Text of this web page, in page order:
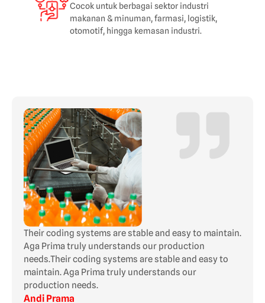
Cocok untuk berbagai sektor industri
makanan & minuman, farmasi, logistik,
otomotif, hingga kemasan industri.
Their coding systems are stable and easy to maintain.
Aga Prima truly understands our production
needs.Their coding systems are stable and easy to
maintain. Aga Prima truly understands our
production needs.
Andi Prama